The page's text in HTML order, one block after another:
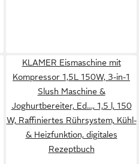
KLAMER Eismaschine mit
Kompressor 1,5L 150W, 3-in-1
Slush Maschine &
Joghurtbereiter, Ed…, 1,5 l, 150
W, Raffiniertes Rührsystem, Kühl-
& Heizfunktion, digitales
Rezeptbuch